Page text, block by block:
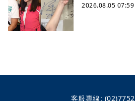
2026.08.05 07:59
客服專線: